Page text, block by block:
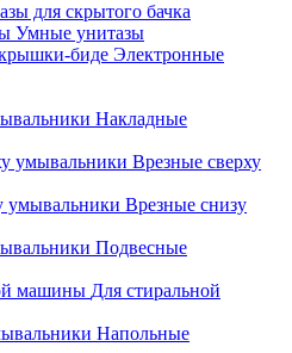
для скрытого бачка
Умные унитазы
Электронные
Накладные
Врезные сверху
Врезные снизу
Подвесные
Для стиральной
Напольные